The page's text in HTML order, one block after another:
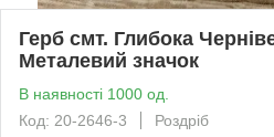
Герб смт. Глибока
Металевий значок
В наявності 1000 од.
Код: 20-2646-3
Роздріб